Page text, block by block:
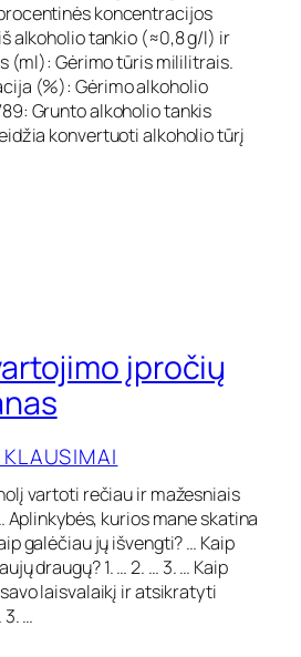
koncentracijos
alkoholio tankio (≈0,8 g/l) ir
(ml): Gėrimo tūris mililitrais.
(%): Gėrimo alkoholio
Grunto alkoholio tankis
konvertuoti alkoholio tūrį
įpročių
vartoti rečiau ir mažesniais
Aplinkybės, kurios mane skatina
galėčiau jų išvengti? … Kaip
draugų? 1. … 2. … 3. … Kaip
laisvalaikį ir atsikratyti
3. …